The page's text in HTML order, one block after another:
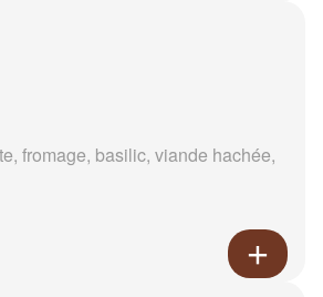
fromage, basilic, viande hachée,